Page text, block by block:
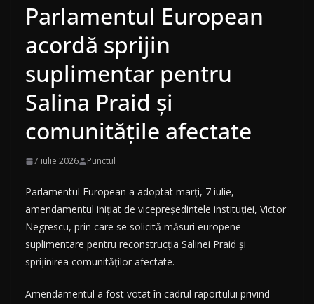
Parlamentul European
acordă sprijin
suplimentar pentru
Salina Praid și
comunitățile afectate
7 iulie 2026 Punctul
Parlamentul European a adoptat marți, 7 iulie,
amendamentul inițiat de vicepreședintele instituției, Victor
Negrescu, prin care se solicită măsuri europene
suplimentare pentru reconstrucția Salinei Praid și
sprijinirea comunităților afectate.
Amendamentul a fost votat în cadrul raportului privind